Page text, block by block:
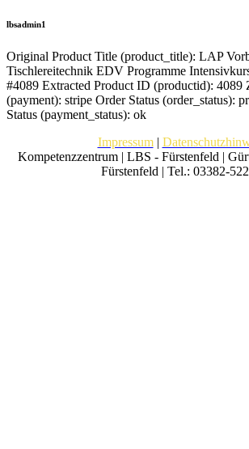
lbsadmin1
Original Product Title (product_title): LAP
Tischlereitechnik EDV Programme
#4089 Extracted Product ID (productid): 4089
(payment): stripe Order Status (order_status):
Status (payment_status): ok
Impressum|
Kompetenzzentrum | LBS - Fürstenfeld |
Fürstenfeld | Tel.: 03382-